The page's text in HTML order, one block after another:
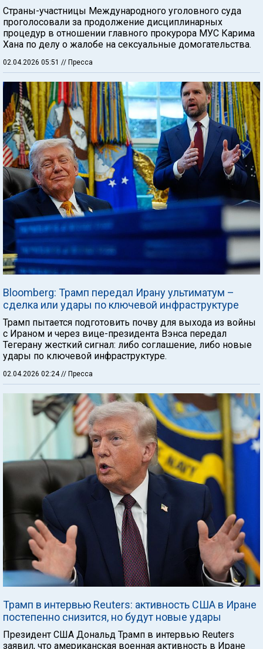
Страны-участницы Международного уголовного суда
проголосовали за продолжение дисциплинарных
процедур в отношении главного прокурора МУС Карима
Хана по делу о жалобе на сексуальные домогательства.
02.04.2026 05:51 // Пресса
Bloomberg: Трамп передал Ирану ультиматум –
сделка или удары по ключевой инфраструктуре
Трамп пытается подготовить почву для выхода из войны
с Ираном и через вице-президента Вэнса передал
Тегерану жесткий сигнал: либо соглашение, либо новые
удары по ключевой инфраструктуре.
02.04.2026 02:24// Пресса
Трамп в интервью Reuters: активность США в Иране
постепенно снизится, но будут новые удары
Президент США Дональд Трамп в интервью Reuters
заявил, что американская военная активность в Иране